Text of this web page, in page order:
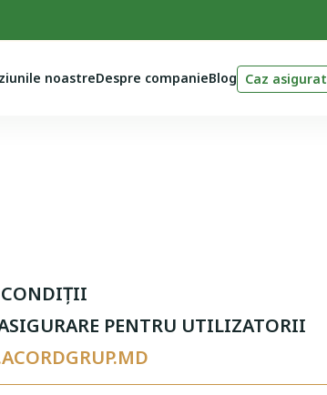
noastreDespre companieBlog Caz asigurat
PENTRU UTILIZATORII